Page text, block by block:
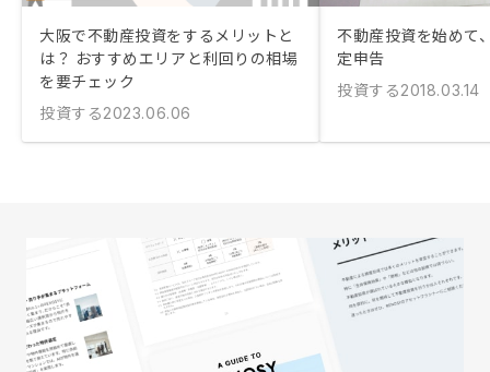
大阪で不動産投資をするメリットと
は？ おすすめエリアと利回りの相場
を要チェック
投資する2023.06.06
不動産投資を始めて
定申告
投資する2018.03.14